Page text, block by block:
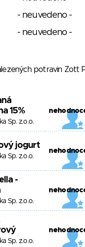
- neuvedeno -
- neuvedeno -
potravin Zott
15%
Sp. z.o.o.
jogurt
Sp. z.o.o.
-
Sp. z.o.o.
Sp. z.o.o.